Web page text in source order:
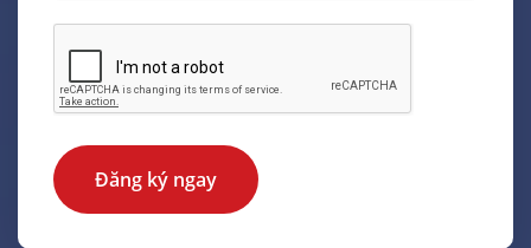
Đăng ký ngay